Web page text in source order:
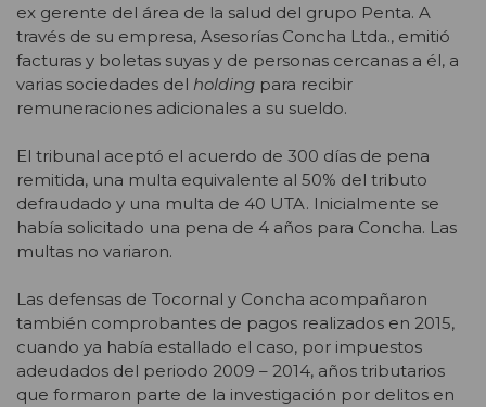
ex gerente del área de la salud del grupo Penta. A
través de su empresa, Asesorías Concha Ltda., emitió
facturas y boletas suyas y de personas cercanas a él, a
varias sociedades del holding para recibir
remuneraciones adicionales a su sueldo.
El tribunal aceptó el acuerdo de 300 días de pena
remitida, una multa equivalente al 50% del tributo
defraudado y una multa de 40 UTA. Inicialmente se
había solicitado una pena de 4 años para Concha. Las
multas no variaron.
Las defensas de Tocornal y Concha acompañaron
también comprobantes de pagos realizados en 2015,
cuando ya había estallado el caso, por impuestos
adeudados del periodo 2009 – 2014, años tributarios
que formaron parte de la investigación por delitos en